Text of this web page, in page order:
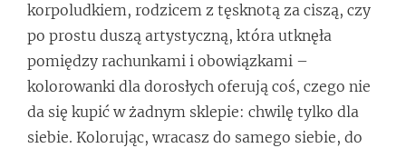
korpoludkiem, rodzicem z tęsknotą za ciszą, czy
po prostu duszą artystyczną, która utknęła
pomiędzy rachunkami i obowiązkami –
kolorowanki dla dorosłych oferują coś, czego nie
da się kupić w żadnym sklepie: chwilę tylko dla
siebie. Kolorując, wracasz do samego siebie, do